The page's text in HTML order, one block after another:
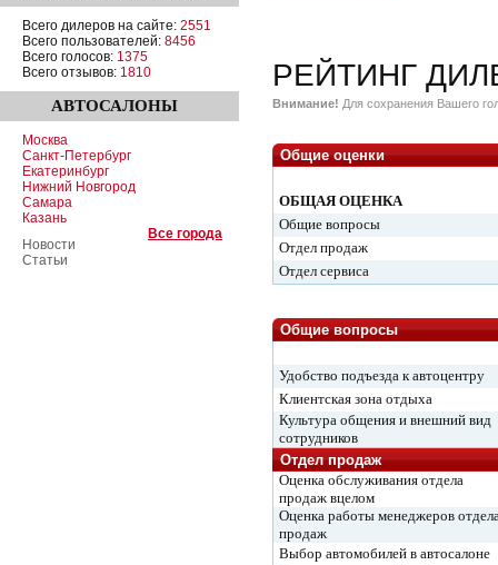
Всего дилеров на сайте: 2551
Всего пользователей: 8456
Всего голосов: 1375
Всего отзывов: 1810
АВТОСАЛОНЫ
Москва
Санкт-Петербург
Екатеринбург
Нижний Новгород
Самара
Казань
Все города
Новости
Статьи
РЕЙТИНГ
Внимание! Для сохранения Вашего
Общие оценки
ОБЩАЯ ОЦЕНКА
Общие вопросы
Отдел продаж
Отдел сервиса
Общие вопросы
Удобство подъезда к автоцентру
Клиентская зона отдыха
Культура общения и внешний вид
сотрудников
Отдел продаж
Оценка обслуживания отдела
продаж вцелом
Оценка работы менеджеров
продаж
Выбор автомобилей в автосалоне